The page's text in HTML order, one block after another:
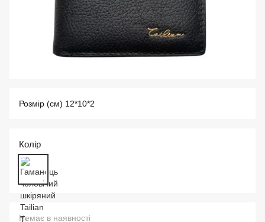
Розмір (см) 12*10*2
Колір
Немає в наявності